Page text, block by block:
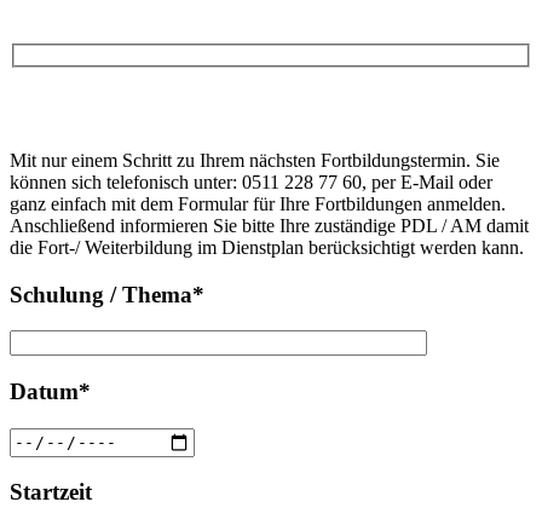
Feld
leer.
lasse
dieses
Feld
leer.
Mit nur einem Schritt zu Ihrem nächsten Fortbildungstermin. Sie
können sich telefonisch unter: 0511 228 77 60, per E-Mail oder
ganz einfach mit dem Formular für Ihre Fortbildungen anmelden.
Anschließend informieren Sie bitte Ihre zuständige PDL / AM damit
die Fort-/ Weiterbildung im Dienstplan berücksichtigt werden kann.
Schulung / Thema*
Datum*
Startzeit